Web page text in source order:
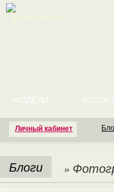
Личный кабинет
МОДЕЛИ
Блоги »